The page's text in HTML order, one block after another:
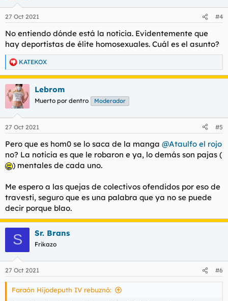
e
:
27 Oct 2021 #4
No entiendo dónde está la noticia. Evidentemente que
hay deportistas de élite homosexuales. Cuál es el asunto?
R
e
a
c
c
e
:
KATEKOX
Lebrom
Muerto por dentro Moderador
27 Oct 2021 #5
Pero que es hom0 se lo saca de la manga @Ataulfo el rojo
no? La noticia es que le robaron e ya, lo demás son pajas (
) mentales de cada uno.
Me espero a las quejas de colectivos ofendidos por eso de
travesti, seguro que es una palabra que ya no se puede
decir porque blao.
S Sr. Brans
Frikazo
27 Oct 2021 #6
Faraón Hijodeputh IV rebuznó: